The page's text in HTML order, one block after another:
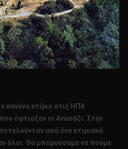
κανένα κτίριο στις ΗΠΑ
έφτιαξαν οι Ανασάζι. Στην
από ένα κτιριακό
όλοι. Θα μπορούσαμε να πούμε